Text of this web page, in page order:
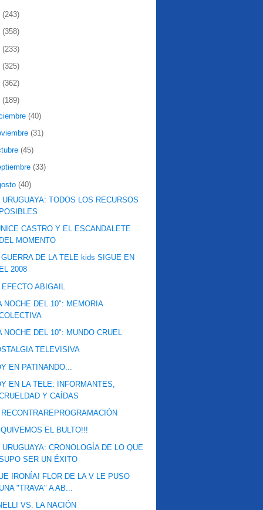
(243)
(358)
(233)
(325)
(362)
(189)
(40)
(31)
(45)
(33)
(40)
URUGUAYA: TODOS LOS RECURSOS
CASTRO Y EL ESCANDALETE
MOMENTO
GUERRA DE LA TELE kids SIGUE EN
2008
EFECTO ABIGAIL
NOCHE DEL 10": MEMORIA
NOCHE DEL 10": MUNDO CRUEL
TELEVISIVA
EN PATINANDO...
EN LA TELE: INFORMANTES,
Y CAÍDAS
RECONTRAREPROGRAMACIÓN
EL BULTO!!!
URUGUAYA: CRONOLOGÍA DE LO QUE
SER UN ÉXITO
IRONÍA! FLOR DE LA V LE PUSO
"TRAVA" A AB...
VS. LA NACIÓN